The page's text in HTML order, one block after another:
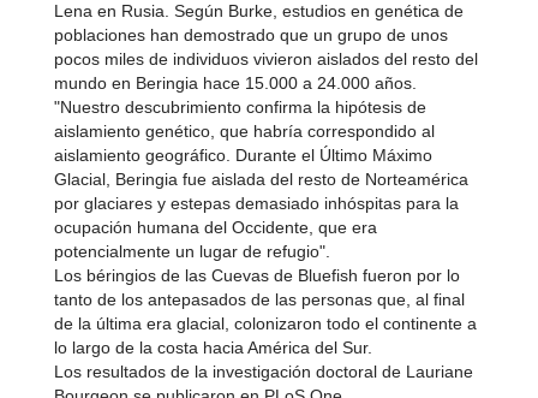
Lena en Rusia. Según Burke, estudios en genética de
poblaciones han demostrado que un grupo de unos
pocos miles de individuos vivieron aislados del resto del
mundo en Beringia hace 15.000 a 24.000 años.
"Nuestro descubrimiento confirma la hipótesis de
aislamiento genético, que habría correspondido al
aislamiento geográfico. Durante el Último Máximo
Glacial, Beringia fue aislada del resto de Norteamérica
por glaciares y estepas demasiado inhóspitas para la
ocupación humana del Occidente, que era
potencialmente un lugar de refugio".
Los béringios de las Cuevas de Bluefish fueron por lo
tanto de los antepasados de las personas que, al final
de la última era glacial, colonizaron todo el continente a
lo largo de la costa hacia América del Sur.
Los resultados de la investigación doctoral de Lauriane